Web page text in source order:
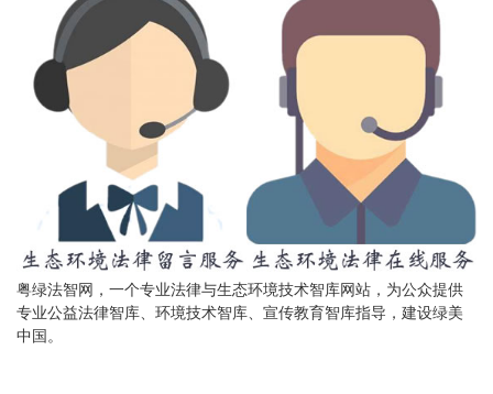
粤绿法智网，一个专业法律与生态环境技术智库网站，为公众提供
专业公益法律智库、环境技术智库、宣传教育智库指导，建设绿美
中国。